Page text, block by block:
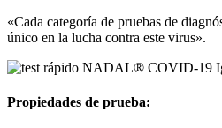
«Cada categoría de pruebas de
único en la lucha contra este virus».
Propiedades de prueba: